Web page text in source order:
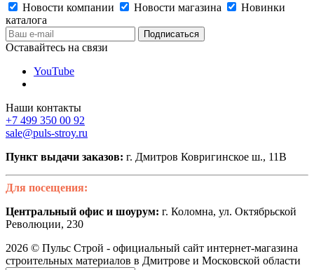
Новости компании
Новости магазина
Новинки
каталога
Оставайтесь на связи
YouTube
Наши контакты
+7 499 350 00 92
sale@puls-stroy.ru
Пункт выдачи заказов: г. Дмитров Ковригинское ш., 11В
Для посещения:
Центральный офис и шоурум: г. Коломна, ул. Октябрьской
Революции, 230
2026 © Пульс Строй - официальный сайт интернет-магазина
строительных материалов в Дмитрове и Московской области